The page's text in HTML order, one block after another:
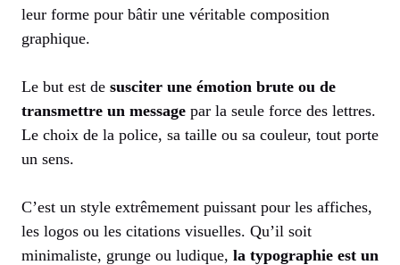
leur forme pour bâtir une véritable composition
graphique.
Le but est de susciter une émotion brute ou de
transmettre un message par la seule force des lettres.
Le choix de la police, sa taille ou sa couleur, tout porte
un sens.
C’est un style extrêmement puissant pour les affiches,
les logos ou les citations visuelles. Qu’il soit
minimaliste, grunge ou ludique, la typographie est un